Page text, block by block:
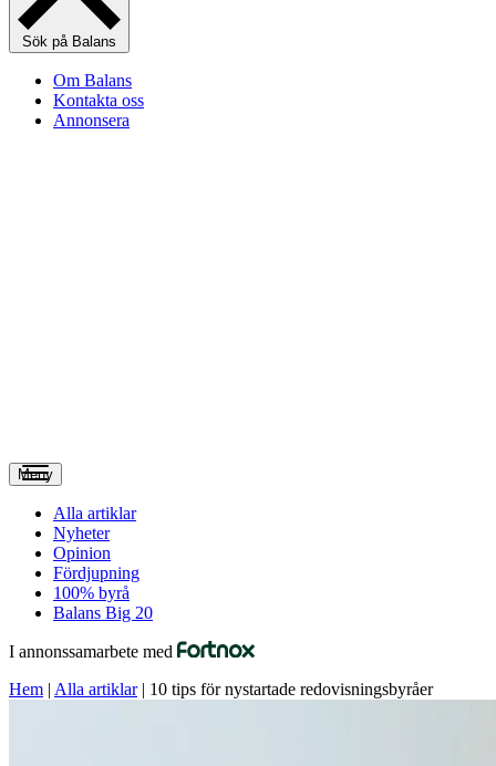
Sök på Balans
Om Balans
Kontakta oss
Annonsera
Meny
Alla artiklar
Nyheter
Opinion
Fördjupning
100% byrå
Balans Big 20
I annonssamarbete med
Hem | Alla artiklar| 10 tips för nystartade redovisningsbyråer